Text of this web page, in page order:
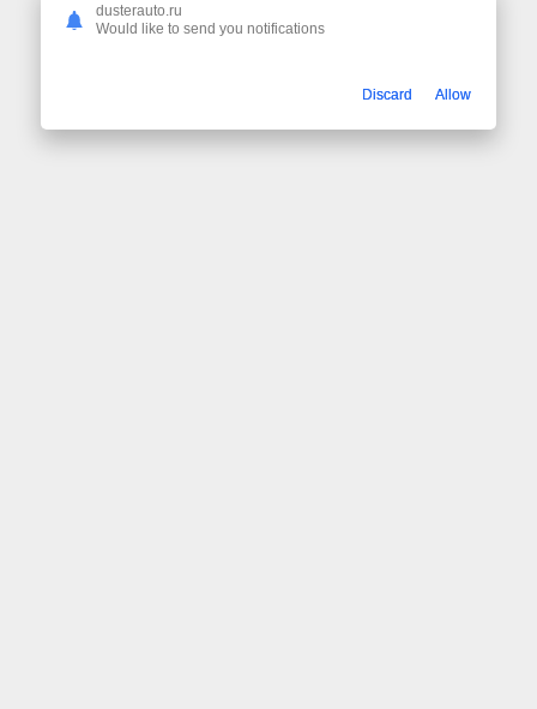
dusterauto.ru
Would like to send you notifications
Discard Allow